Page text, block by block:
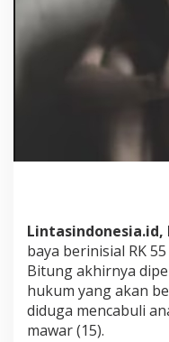
Lintasindonesia.id,
baya berinisial RK
Bitung akhirnya
hukum yang akan
diduga mencabuli
mawar (15).